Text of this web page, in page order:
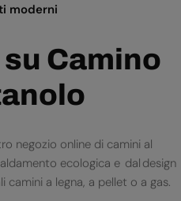
moderni
Camino
negozio online di camini al
ecologica e dal design
a legna, a pellet o a gas.